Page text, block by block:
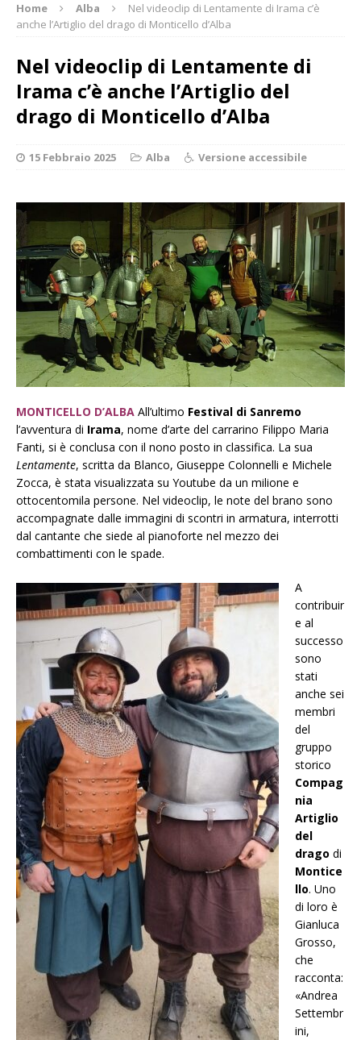
Home Alba
Nel videoclip di Lentamente di Irama c’è
anche l’Artiglio del drago di Monticello d’Alba
Nel videoclip di Lentamente di
Irama c’è anche l’Artiglio del
drago di Monticello d’Alba
15 Febbraio 2025 Alba Versione accessibile
MONTICELLO D’ALBA All’ultimo Festival di Sanremo
l’avventura di Irama, nome d’arte del carrarino Filippo Maria
Fanti, si è conclusa con il nono posto in classifica. La sua
Lentamente, scritta da Blanco, Giuseppe Colonnelli e Michele
Zocca, è stata visualizzata su Youtube da un milione e
ottocentomila persone. Nel videoclip, le note del brano sono
accompagnate dalle immagini di scontri in armatura, interrotti
dal cantante che siede al pianoforte nel mezzo dei
combattimenti con le spade.
A
contribuir
e al
successo
sono
stati
anche sei
membri
del
gruppo
storico
Compag
nia
Artiglio
del
drago di
Montice
llo. Uno
di loro è
Gianluca
Grosso,
che
racconta:
«Andrea
Settembr
ini,